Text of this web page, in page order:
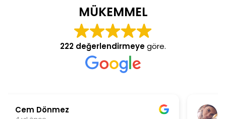
MÜKEMMEL
222 değerlendirmeyegöre.